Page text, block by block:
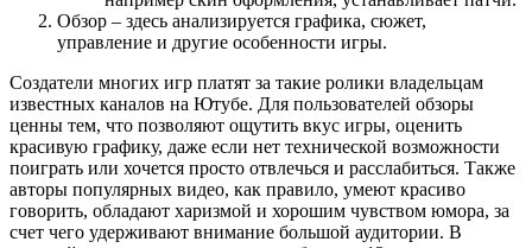
Обзор – здесь анализируется графика, сюжет,
управление и другие особенности игры.
Создатели многих игр платят за такие ролики владельцам
известных каналов на Ютубе. Для пользователей обзоры
ценны тем, что позволяют ощутить вкус игры, оценить
красивую графику, даже если нет технической возможности
поиграть или хочется просто отвлечься и расслабиться. Также
авторы популярных видео, как правило, умеют красиво
говорить, обладают харизмой и хорошим чувством юмора, за
счет чего удерживают внимание большой аудитории. В